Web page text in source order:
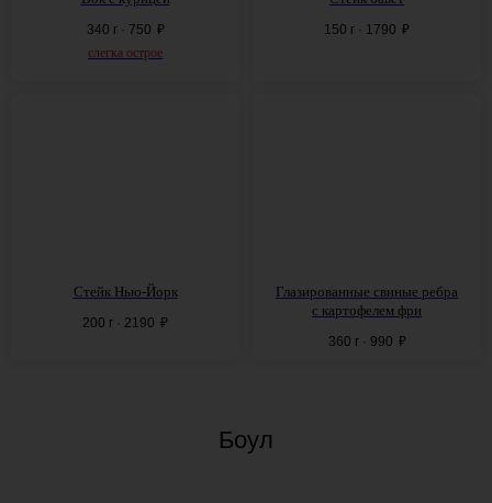
340 г · 750 ₽
слегка острое
150 г · 1790 ₽
Стейк Нью-Йорк
200 г · 2190 ₽
Глазированные свиные ребра
с картофелем фри
360 г · 990 ₽
Боул